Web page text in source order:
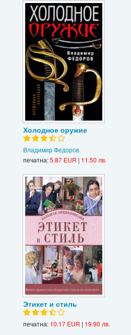
Холодное оружие
Владимир Федоров
печатна:5.87 EUR | 11.50 лв.
Этикет и стиль
печатна: 10.17 EUR | 19.90 лв.